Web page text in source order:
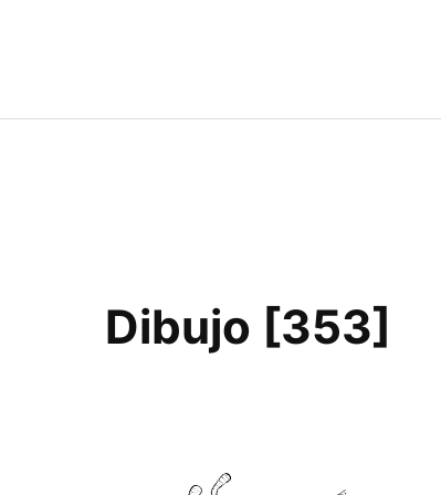
Dibujo [353]